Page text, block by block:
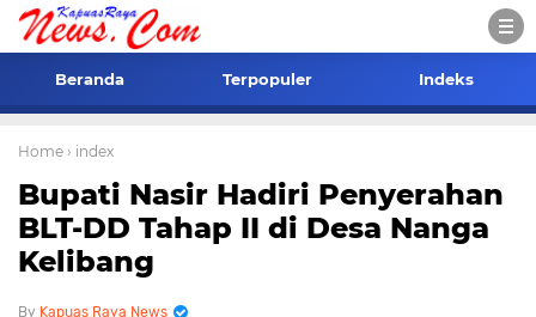
Beranda Terpopuler Indeks
Home › index
Bupati Nasir Hadiri Penyerahan
BLT-DD Tahap II di Desa Nanga
Kelibang
Kapuas Raya News